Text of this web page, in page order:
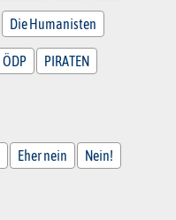
Die Humanisten
ÖDP PIRATEN
Eher nein Nein!